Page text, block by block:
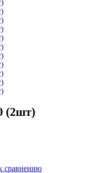
(2шт)
сравнению